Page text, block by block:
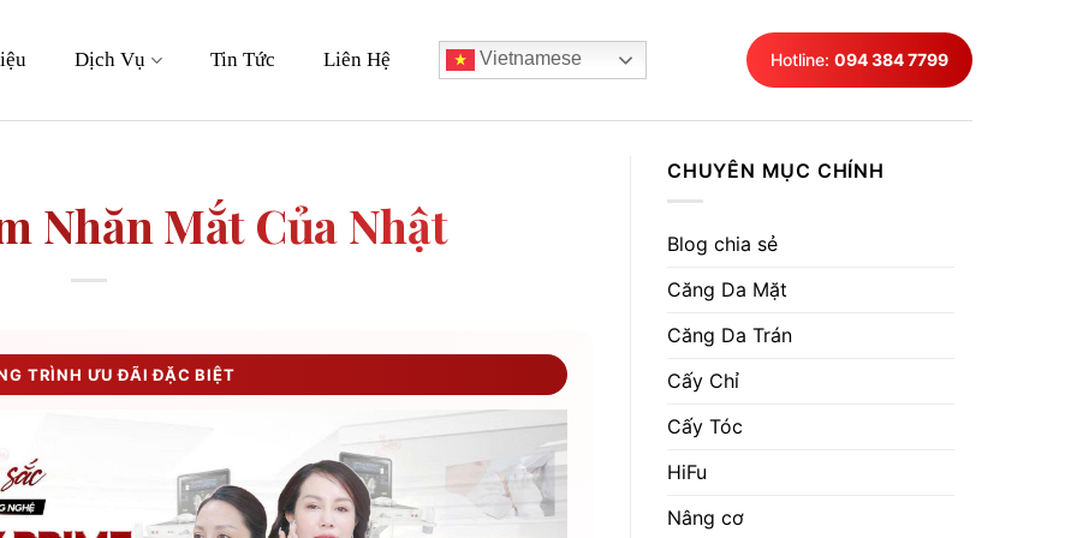
Dịch Vụ Tin Tức Liên Hệ Vietnamese Hotline: 094 384 7799
Nhăn Mắt Của Nhật
TRÌNH ƯU ĐÃI ĐẶC BIỆT
CHUYÊN MỤC CHÍNH
Blog chia sẻ
Căng Da Mặt
Căng Da Trán
Cấy Chỉ
Cấy Tóc
HiFu
Nâng cơ